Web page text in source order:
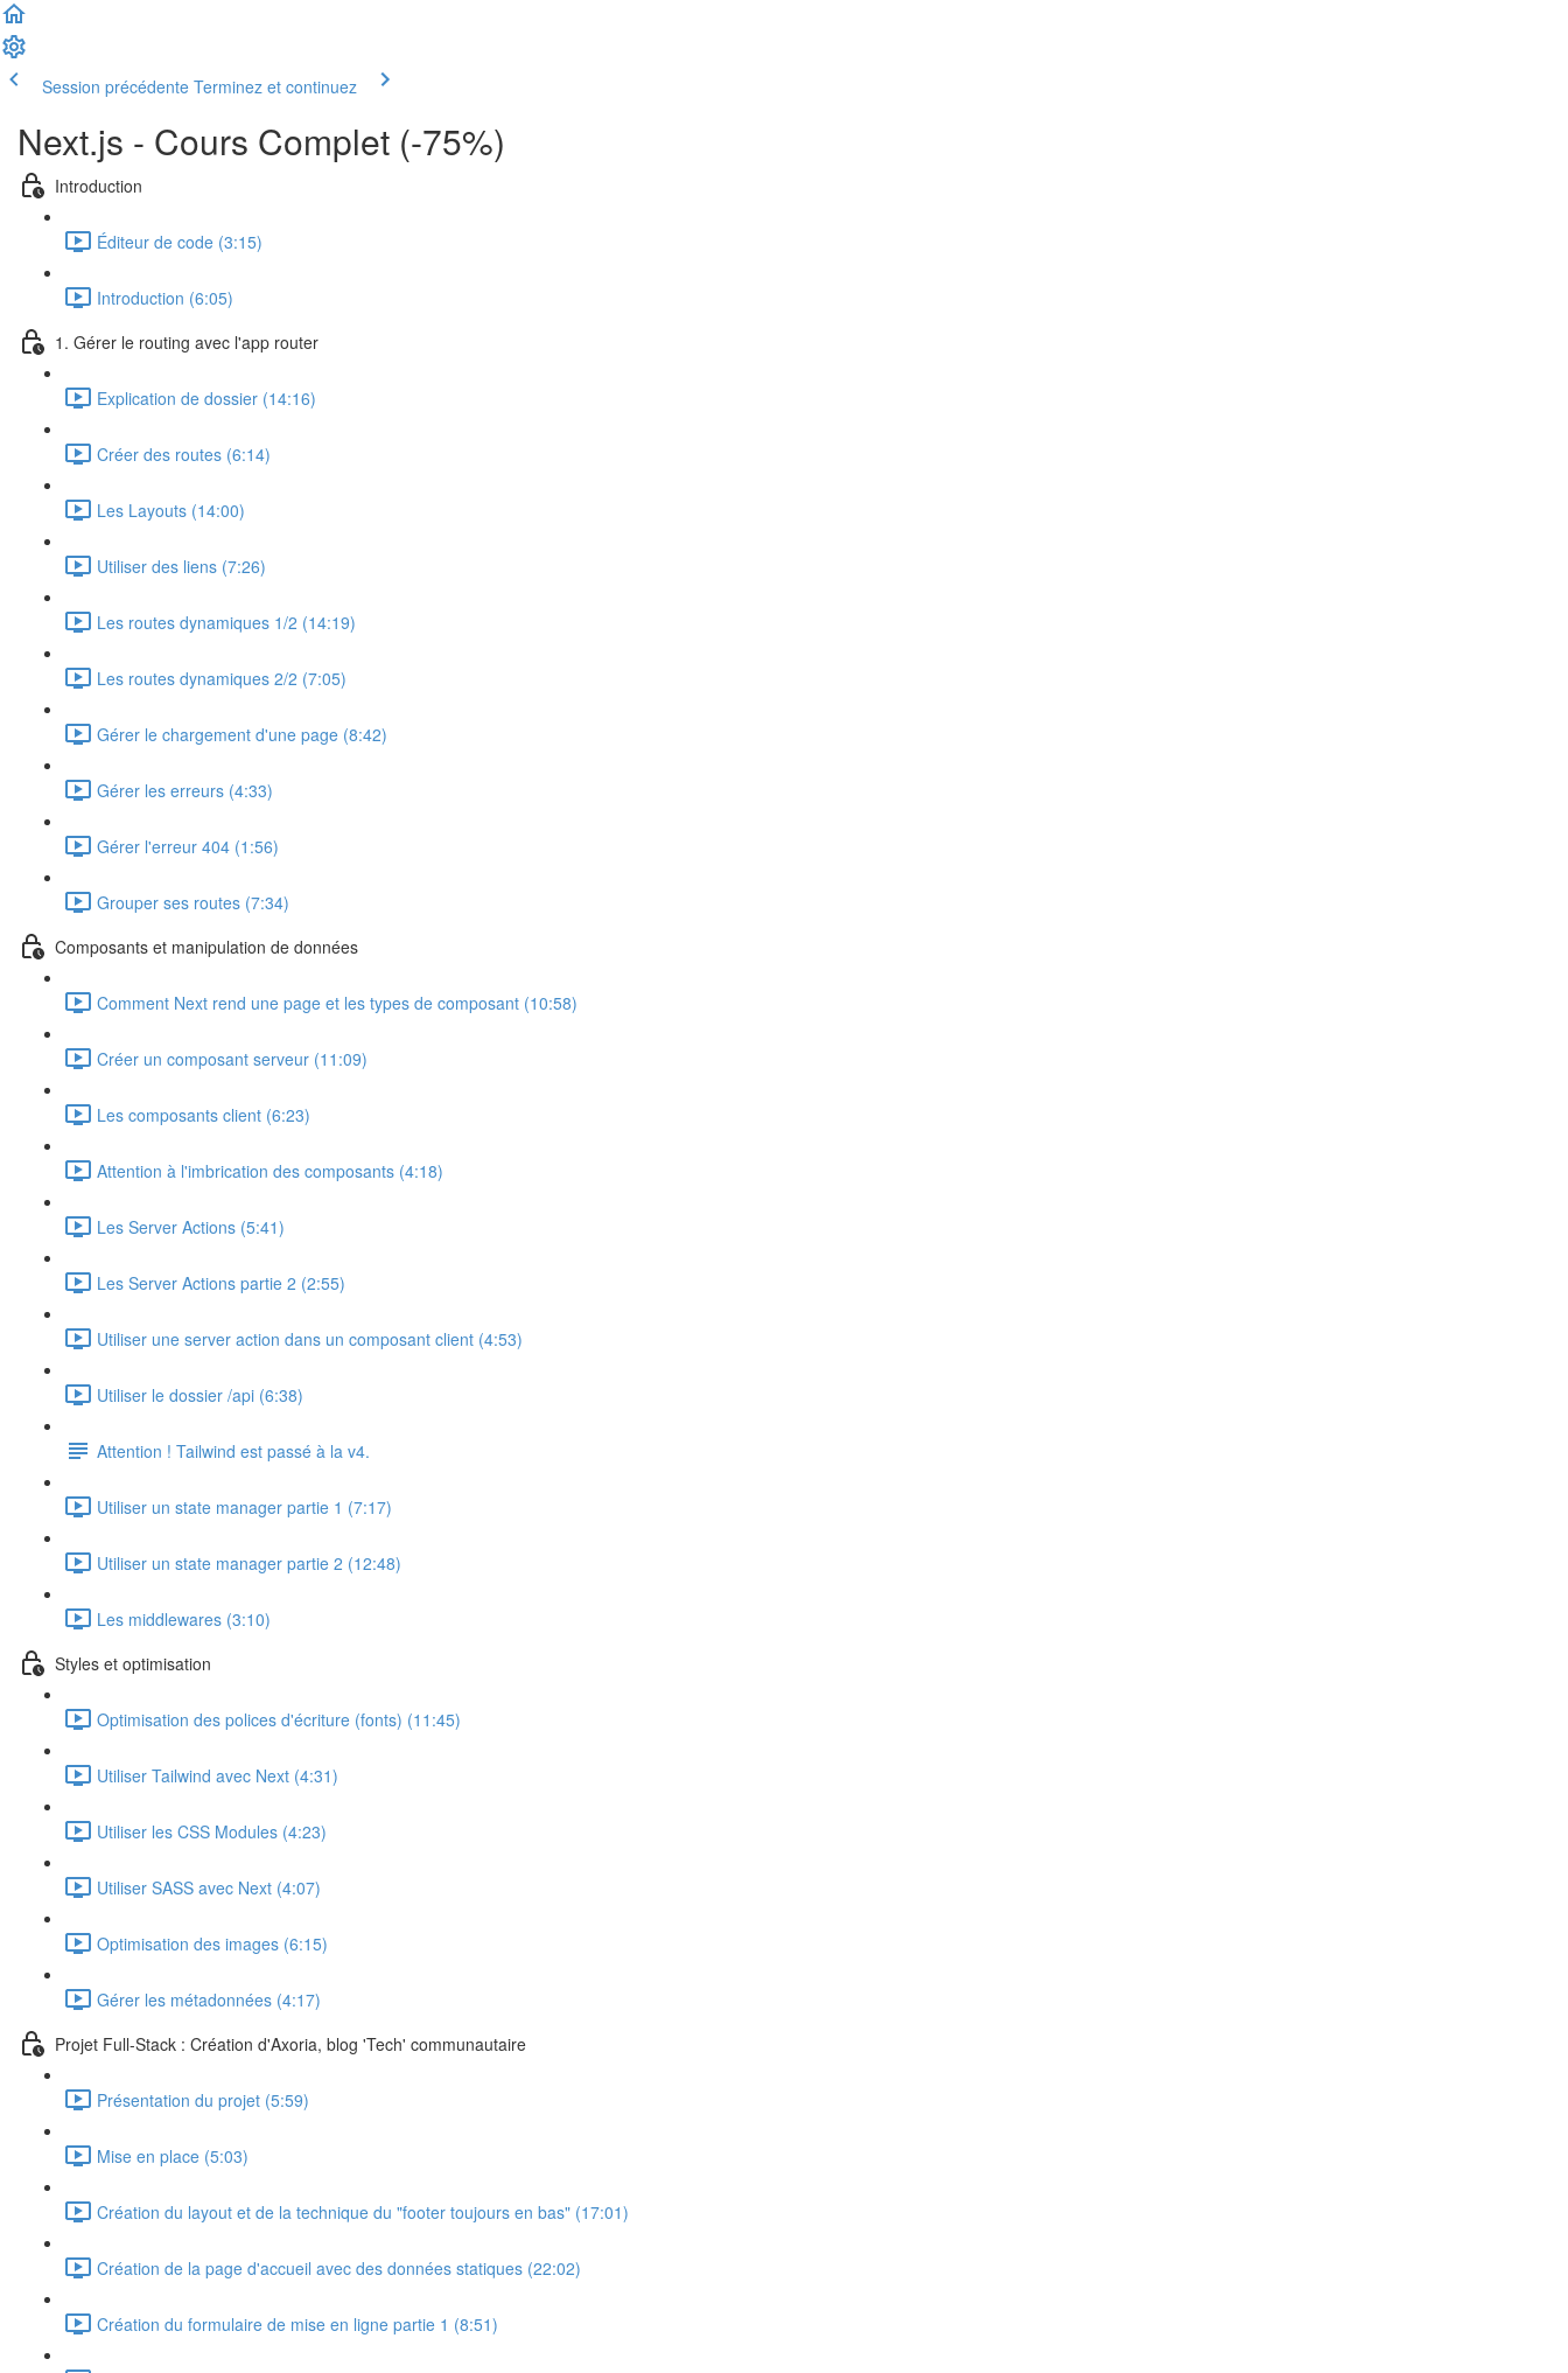
Session précédente Terminez et continuez
Next.js - Cours Complet (-75%)
Introduction
Éditeur de code (3:15)
Introduction (6:05)
1. Gérer le routing avec l'app router
Explication de dossier (14:16)
Créer des routes (6:14)
Les Layouts (14:00)
Utiliser des liens (7:26)
Les routes dynamiques 1/2 (14:19)
Les routes dynamiques 2/2 (7:05)
Gérer le chargement d'une page (8:42)
Gérer les erreurs (4:33)
Gérer l'erreur 404 (1:56)
Grouper ses routes (7:34)
Composants et manipulation de données
Comment Next rend une page et les types de composant (10:58)
Créer un composant serveur (11:09)
Les composants client (6:23)
Attention à l'imbrication des composants (4:18)
Les Server Actions (5:41)
Les Server Actions partie 2 (2:55)
Utiliser une server action dans un composant client (4:53)
Utiliser le dossier /api (6:38)
Attention ! Tailwind est passé à la v4.
Utiliser un state manager partie 1 (7:17)
Utiliser un state manager partie 2 (12:48)
Les middlewares (3:10)
Styles et optimisation
Optimisation des polices d'écriture (fonts) (11:45)
Utiliser Tailwind avec Next (4:31)
Utiliser les CSS Modules (4:23)
Utiliser SASS avec Next (4:07)
Optimisation des images (6:15)
Gérer les métadonnées (4:17)
Projet Full-Stack : Création d'Axoria, blog 'Tech' communautaire
Présentation du projet (5:59)
Mise en place (5:03)
Création du layout et de la technique du "footer toujours en bas" (17:01)
Création de la page d'accueil avec des données statiques (22:02)
Création du formulaire de mise en ligne partie 1 (8:51)